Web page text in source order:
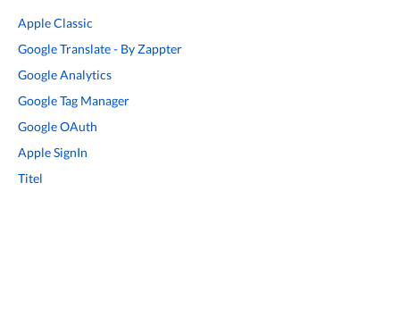
Apple Classic
Google Translate - By Zappter
Google Analytics
Google Tag Manager
Google OAuth
Apple SignIn
Titel